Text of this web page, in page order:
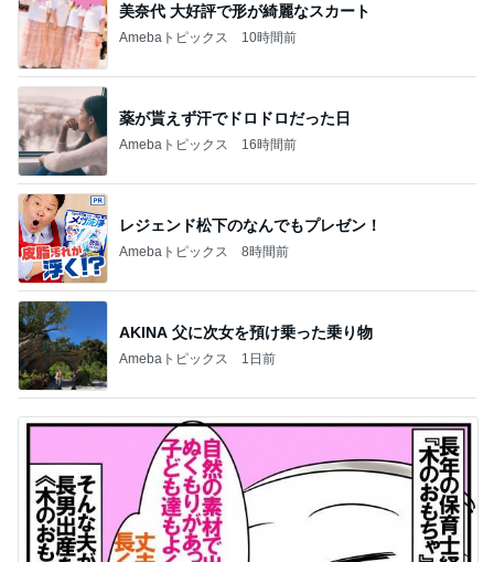
美奈代 大好評で形が綺麗なスカート
Amebaトピックス 10時間前
薬が貰えず汗でドロドロだった日
Amebaトピックス 16時間前
レジェンド松下のなんでもプレゼン！
Amebaトピックス 8時間前
AKINA 父に次女を預け乗った乗り物
Amebaトピックス 1日前